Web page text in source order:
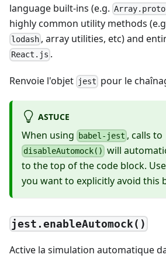
language built-ins (e.g.
highly common utility methods
lodash , array utilities, etc) and
React.js .
Renvoie l'objet jest pour le
ASTUCE
When using babel-jest , calls to
disableAutomock() will
to the top of the code block. Use
you want to explicitly avoid this
jest.enableAutomock()
Active la simulation automatique